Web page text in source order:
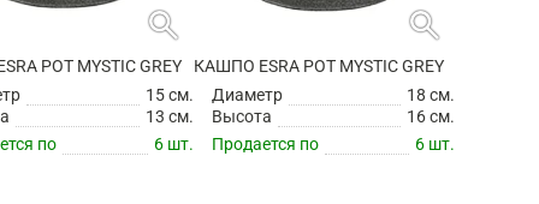
search
POT MYSTIC GREY
15 см.
13 см.
по
6 шт.
search
КАШПО ESRA POT MYSTIC GREY
Диаметр
18 см.
Высота
16 см.
Продается по
6 шт.